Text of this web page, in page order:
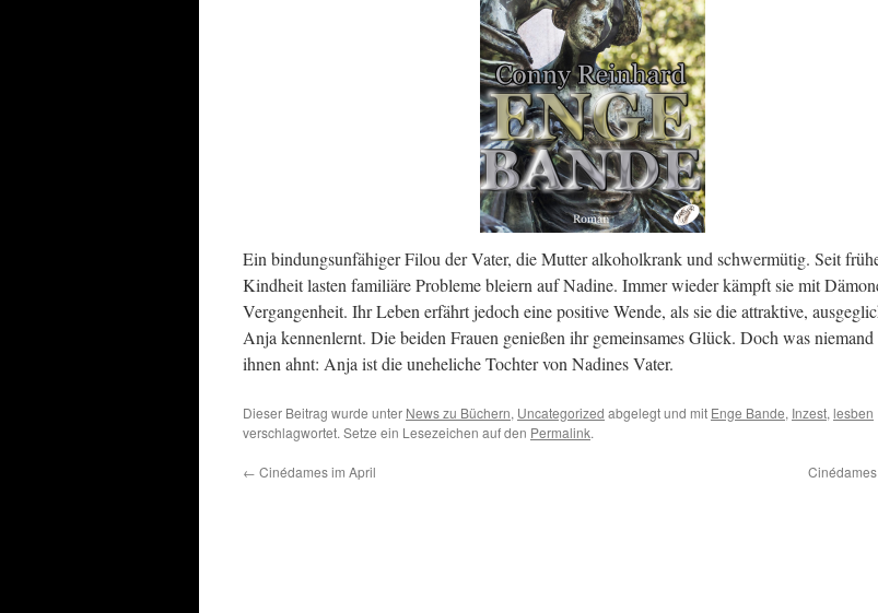
Ein bindungsunfähiger Filou der Vater, die Mutter alkoholkrank und schwermütig. Seit
Kindheit lasten familiäre Probleme bleiern auf Nadine. Immer wieder kämpft sie mit
Vergangenheit. Ihr Leben erfährt jedoch eine positive Wende, als sie die attraktive,
Anja kennenlernt. Die beiden Frauen genießen ihr gemeinsames Glück. Doch was niemand
ihnen ahnt: Anja ist die uneheliche Tochter von Nadines Vater.
Dieser Beitrag wurde unter News zu Büchern, Uncategorized abgelegt und mit Enge Bande, Inzest, lesben
verschlagwortet. Setze ein Lesezeichen auf den Permalink.
← Cinédames im April